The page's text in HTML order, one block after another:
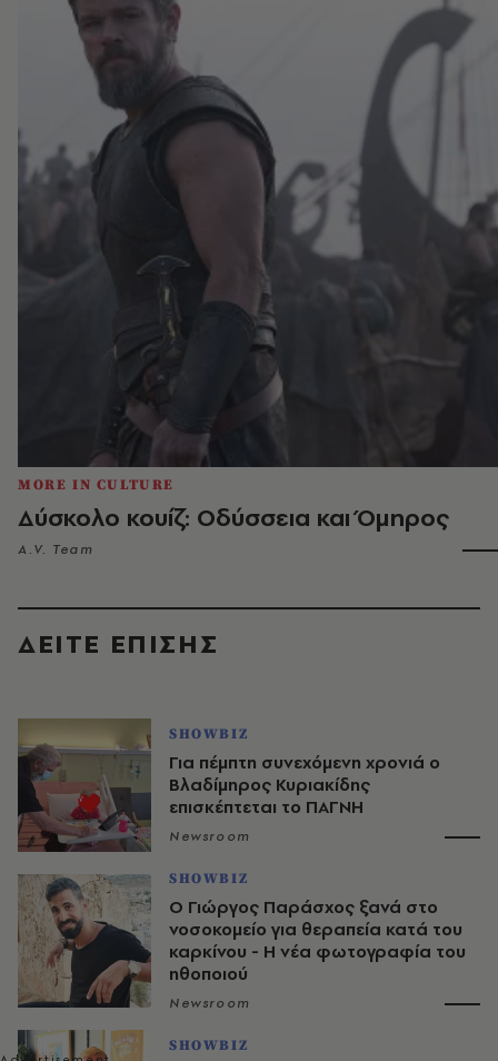
MORE IN CULTURE
Δύσκολο κουίζ: Οδύσσεια και Όμηρος
A.V. Team
ΔΕΙΤΕ ΕΠΙΣΗΣ
SHOWBIZ
Για πέμπτη συνεχόμενη χρονιά ο
Βλαδίμηρος Κυριακίδης
επισκέπτεται το ΠΑΓΝΗ
Newsroom
SHOWBIZ
O Γιώργος Παράσχος ξανά στο
νοσοκομείο για θεραπεία κατά του
καρκίνου - Η νέα φωτογραφία του
ηθοποιού
Newsroom
SHOWBIZ